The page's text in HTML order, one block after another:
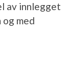
av innlegget
med